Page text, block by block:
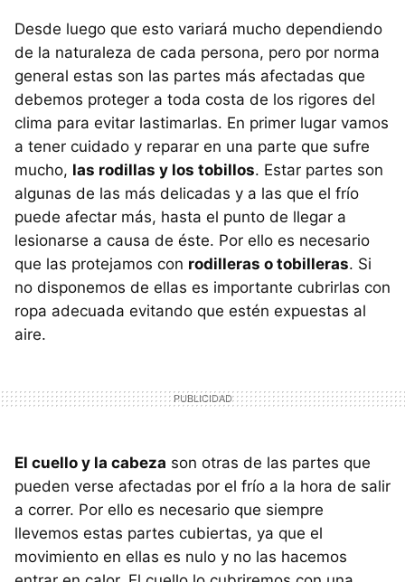
Desde luego que esto variará mucho dependiendo
de la naturaleza de cada persona, pero por norma
general estas son las partes más afectadas que
debemos proteger a toda costa de los rigores del
clima para evitar lastimarlas. En primer lugar vamos
a tener cuidado y reparar en una parte que sufre
mucho, las rodillas y los tobillos. Estar partes son
algunas de las más delicadas y a las que el frío
puede afectar más, hasta el punto de llegar a
lesionarse a causa de éste. Por ello es necesario
que las protejamos con rodilleras o tobilleras. Si
no disponemos de ellas es importante cubrirlas con
ropa adecuada evitando que estén expuestas al
aire.
El cuello y la cabeza son otras de las partes que
pueden verse afectadas por el frío a la hora de salir
a correr. Por ello es necesario que siempre
llevemos estas partes cubiertas, ya que el
movimiento en ellas es nulo y no las hacemos